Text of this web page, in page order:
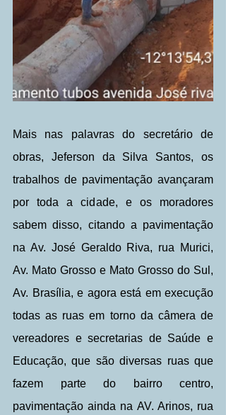
Mais nas palavras do secretário de
obras, Jeferson da Silva Santos, os
trabalhos de pavimentação avançaram
por toda a cidade, e os moradores
sabem disso, citando a pavimentação
na Av. José Geraldo Riva, rua Murici,
Av. Mato Grosso e Mato Grosso do Sul,
Av. Brasília, e agora está em execução
todas as ruas em torno da câmera de
vereadores e secretarias de Saúde e
Educação, que são diversas ruas que
fazem parte do bairro centro,
pavimentação ainda na AV. Arinos, rua